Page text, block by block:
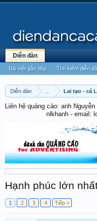
Diễn đàn Lai tạo - cá
Liên hệ quảng cáo: anh
nlkhanh - email:
Hạnh phúc lớn
1 2 3 4 Tiếp >
Diễn đàn
Bài viết gần đây Tìm kiếm diễn